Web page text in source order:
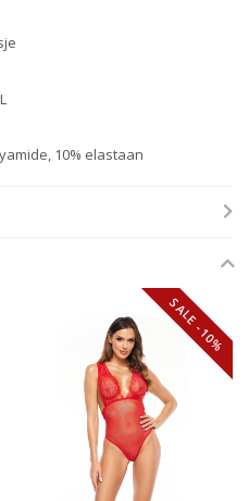
10% elastaan
SALE -10%